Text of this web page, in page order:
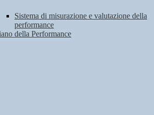
Sistema di misurazione e valutazione della
performance
della Performance